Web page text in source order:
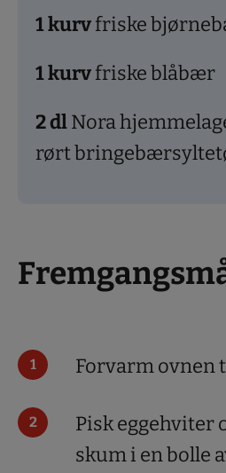
1kurvfriske
1kurvfriske blåbær
2dlNora
rørt
Forvarm ovnen
Pisk eggehviter
skum i en bolle